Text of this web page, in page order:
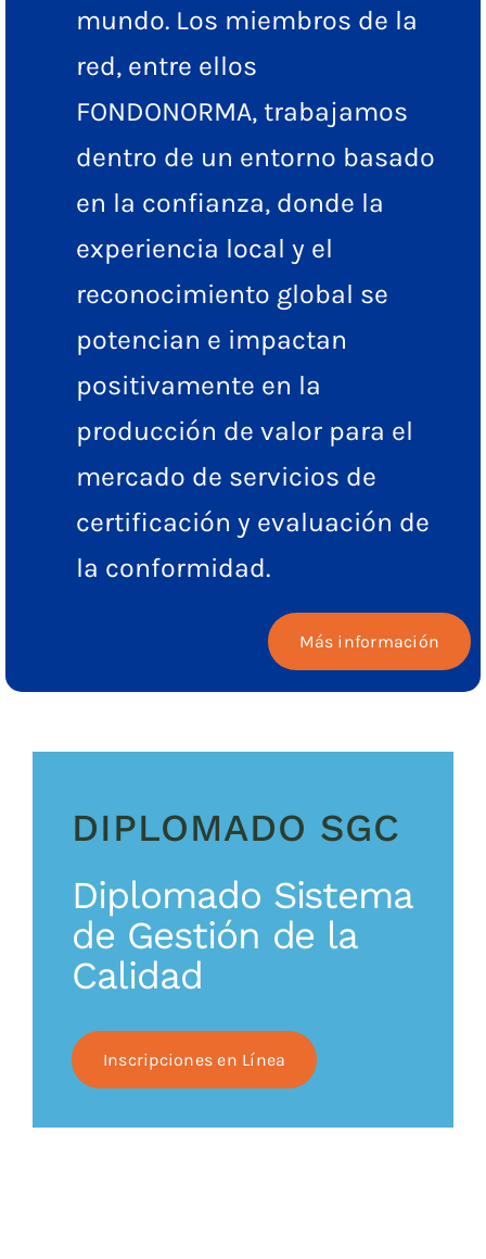
mundo. Los miembros de la
red, entre ellos
FONDONORMA, trabajamos
dentro de un entorno basado
en la confianza, donde la
experiencia local y el
reconocimiento global se
potencian e impactan
positivamente en la
producción de valor para el
mercado de servicios de
certificación y evaluación de
la conformidad.
Más información
DIPLOMADO SGC
Diplomado Sistema
de Gestión de la
Calidad
Inscripciones en Línea